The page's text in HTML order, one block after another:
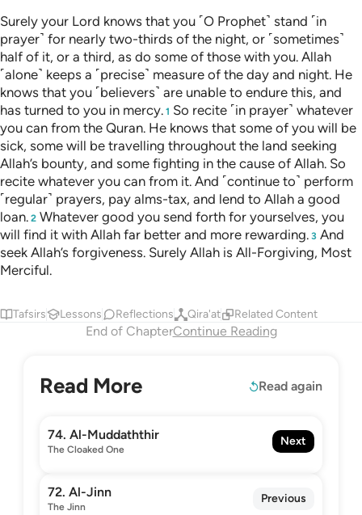
Surely your Lord knows that you ˹O Prophet˺ stand ˹in
prayer˺ for nearly two-thirds of the night, or ˹sometimes˺
half of it, or a third, as do some of those with you. Allah
˹alone˺ keeps a ˹precise˺ measure of the day and night. He
knows that you ˹believers˺ are unable to endure this, and
has turned to you in mercy. 1 So recite ˹in prayer˺ whatever
you can from the Quran. He knows that some of you will be
sick, some will be travelling throughout the land seeking
Allah’s bounty, and some fighting in the cause of Allah. So
recite whatever you can from it. And ˹continue to˺ perform
˹regular˺ prayers, pay alms-tax, and lend to Allah a good
loan. 2 Whatever good you send forth for yourselves, you
will find it with Allah far better and more rewarding. 3 And
seek Allah’s forgiveness. Surely Allah is All-Forgiving, Most
Merciful.
Tafsirs Lessons Reflections Qira'at Related Content
End of ChapterContinue Reading
Read More Read again
74. Al-Muddaththir
The Cloaked One
Next
72. Al-Jinn
The Jinn
Previous